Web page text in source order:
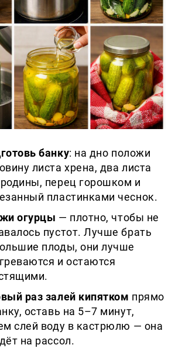
банку: на дно положи
листа хрена, два листа
перец горошком и
пластинками чеснок.
огурцы — плотно, чтобы не
пустот. Лучше брать
плоды, они лучше
и остаются
раз залей кипятком прямо
оставь на 5–7 минут,
слей воду в кастрюлю — она
на рассол.